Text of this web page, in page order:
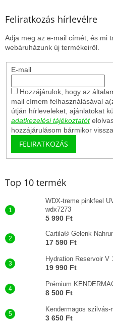
Feliratkozás hírlevélre
Adja meg az e-mail címét, és mi
webáruházunk új termékeiről.
E-mail
Hozzájárulok, hogy az
mail címem felhasználásával
útján hírleveleket, ajánlatokat
adatkezelési tájékoztatót
hozzájárulásom bármikor
FELIRATKOZÁS
Top 10 termék
WDX-treme pinkfeel
wdx7273
5 990 Ft
Cartila® Gelenk
17 590 Ft
Hydration Reservoir V
19 990 Ft
Prémium
8 500 Ft
Kendermagos
3 650 Ft